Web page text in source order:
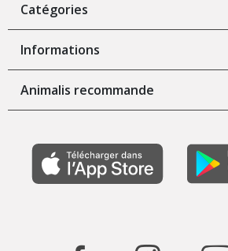
Catégories
Informations
Animalis recommande